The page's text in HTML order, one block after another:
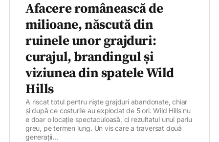
Afacere românească de
milioane, născută din
ruinele unor grajduri:
curajul, brandingul și
viziunea din spatele Wild
Hills
A riscat totul pentru niște grajduri abandonate, chiar
și după ce costurile au explodat de 5 ori. Wild Hills nu
e doar o locație spectaculoasă, ci rezultatul unui pariu
greu, pe termen lung. Un vis care a traversat două
generații...